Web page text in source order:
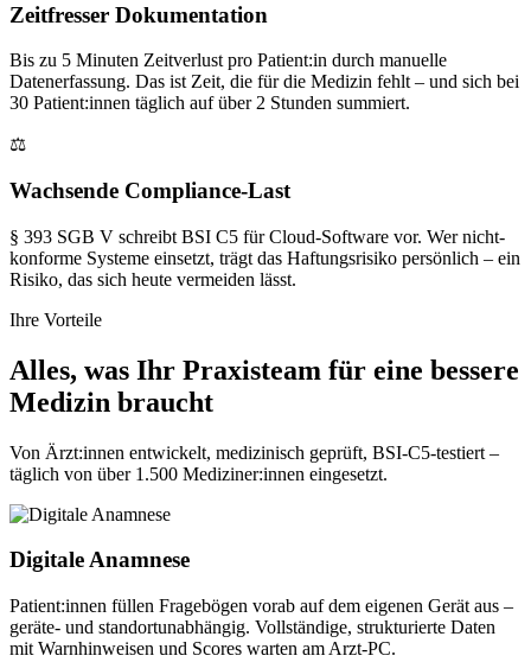
Zeitfresser Dokumentation
Bis zu 5 Minuten Zeitverlust pro Patient:in durch manuelle
Datenerfassung. Das ist Zeit, die für die Medizin fehlt – und sich bei
30 Patient:innen täglich auf über 2 Stunden summiert.
⚖️
Wachsende Compliance-Last
§ 393 SGB V schreibt BSI C5 für Cloud-Software vor. Wer nicht-
konforme Systeme einsetzt, trägt das Haftungsrisiko persönlich – ein
Risiko, das sich heute vermeiden lässt.
Ihre Vorteile
Alles, was Ihr Praxisteam für eine bessere
Medizin braucht
Von Ärzt:innen entwickelt, medizinisch geprüft, BSI-C5-testiert –
täglich von über 1.500 Mediziner:innen eingesetzt.
Digitale Anamnese
Patient:innen füllen Fragebögen vorab auf dem eigenen Gerät aus –
geräte- und standortunabhängig. Vollständige, strukturierte Daten
mit Warnhinweisen und Scores warten am Arzt-PC.